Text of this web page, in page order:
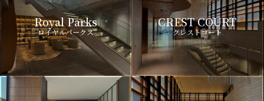
Royal Parks
ロイヤルパークス
CREST COURT
クレストコート